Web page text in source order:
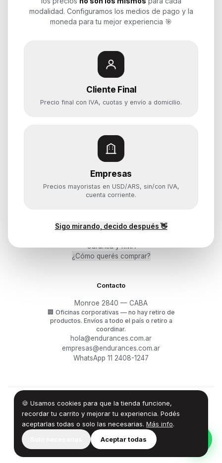
modalidad. Configuramos los medios de pago y la
moneda para tu mejor experiencia 🎯
Cliente Final
Precio final con IVA, cuotas y envío a domicilio.
Empresas
Precios mayoristas en USD/ARS, sin/con IVA,
cuenta corriente.
Sigo mirando, decido después 👋
🍪 Usamos cookies para que la tienda funcione,
recordar tu carrito y mejorar tu experiencia. Podés
aceptarlas todas o solo las necesarias. Más info.
Aceptar todas
Soluciones de tecnología para
empresas, revendedores y personas.
Potenciamos tu mundo.
Time to work
Categorías
Notebooks
Servidores y NAS
Componentes
Monitores y Pantallas
Ayuda
Mis pedidos
Garantía y RMA
¿Cómo querés comprar?
Contacto
Monroe 2840 — CABA
🏢 Oficinas corporativas — no hay retiro de
productos. Envíos a todo el país o retiro a
coordinar.
hola@endurances.com.ar
empresas@endurances.com.ar
WhatsApp 11 2408-1247
© 2026Endurances Technology SA · CUIT 30-71861942-0
Términos·Privacidad ·Devoluciones
100% Design by — Endurances IT